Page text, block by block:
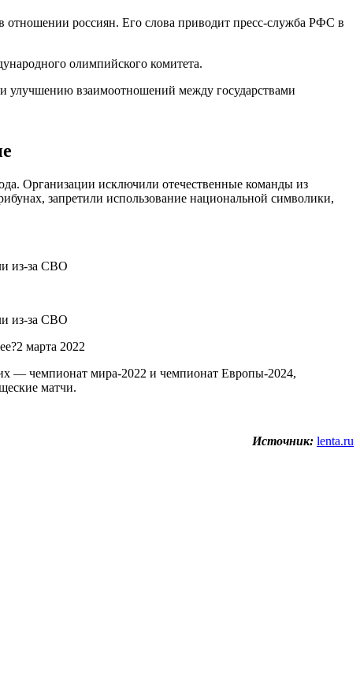
россиян. Его слова приводит пресс-служба РФС в
олимпийского комитета.
улучшению взаимоотношений между государствами
Организации исключили отечественные команды из
запретили использование национальной символики,
марта 2022
— чемпионат мира-2022 и чемпионат Европы-2024,
матчи.
Источник: lenta.ru